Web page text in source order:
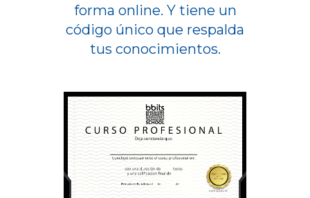
forma online. Y tiene un
código único que respalda
tus conocimientos.